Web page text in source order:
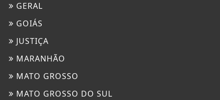
GERAL
GOIÁS
JUSTIÇA
MARANHÃO
MATO GROSSO
MATO GROSSO DO SUL